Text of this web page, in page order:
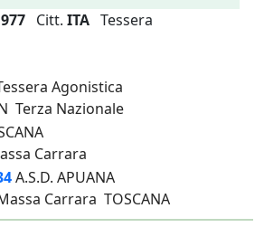
Citt. ITA Tessera
Agonistica
Terza Nazionale
Carrara
A.S.D. APUANA
Carrara TOSCANA